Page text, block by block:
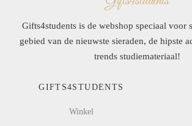
Gifts4students is de webshop speciaal voor
gebied van de nieuwste sieraden, de hipste
trends studiemateriaal!
GIFTS4STUDENTS
Winkel